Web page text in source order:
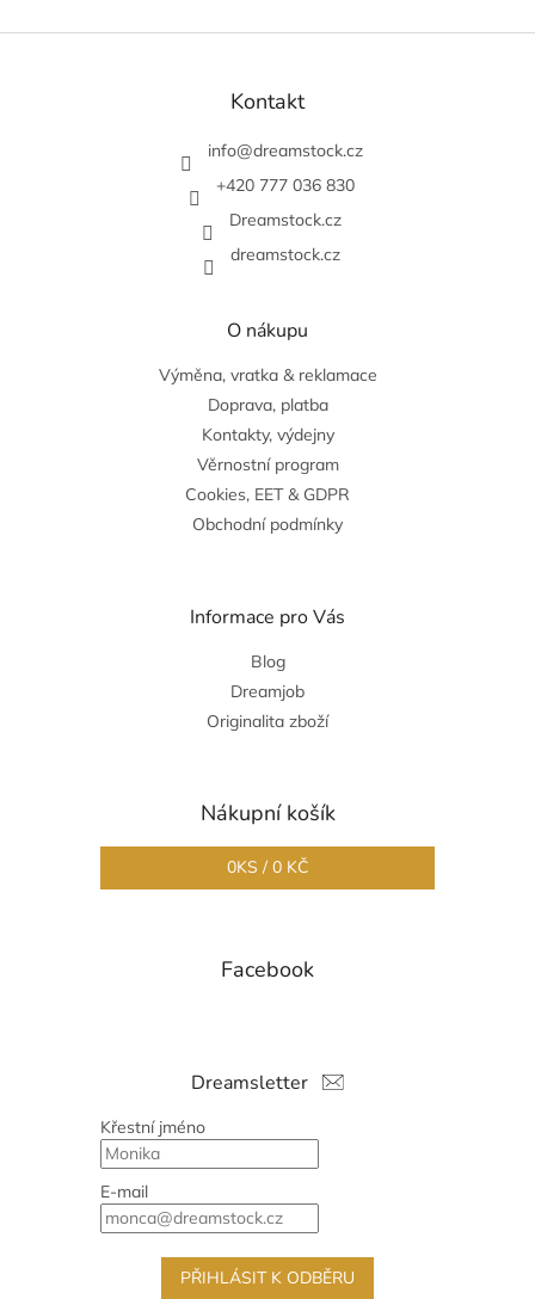
Z
Kontakt
info@dreamstock.cz
+420 777 036 830
Dreamstock.cz
dreamstock.cz
O nákupu
Výměna, vratka & reklamace
Doprava, platba
Kontakty, výdejny
Věrnostní program
Cookies, EET & GDPR
Obchodní podmínky
Informace pro Vás
Blog
Dreamjob
Originalita zboží
Nákupní košík
0KS / 0 KČ
Facebook
Dreamsletter
Křestní jméno
E-mail
PŘIHLÁSIT K ODBĚRU